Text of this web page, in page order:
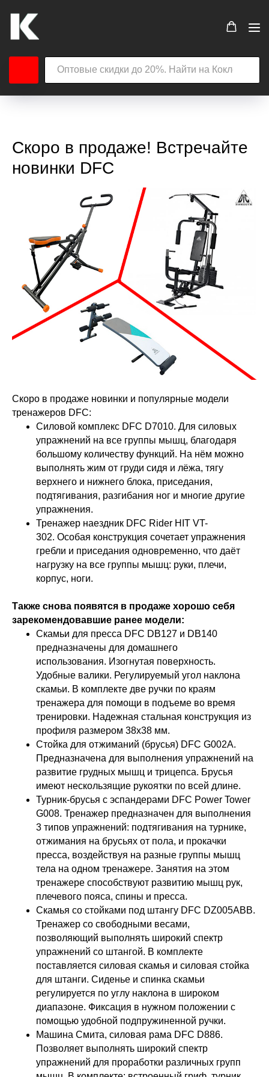
Скоро в продаже! Встречайте
новинки DFC
Скоро в продаже новинки и популярные модели
тренажеров DFC:
Силовой комплекс DFC D7010. Для силовых
упражнений на все группы мышц, благодаря
большому количеству функций. На нём можно
выполнять жим от груди сидя и лёжа, тягу
верхнего и нижнего блока, приседания,
подтягивания, разгибания ног и многие другие
упражнения.
Тренажер наездник DFC Rider HIT VT-
302. Особая конструкция сочетает упражнения
гребли и приседания одновременно, что даёт
нагрузку на все группы мышц: руки, плечи,
корпус, ноги.
Также снова появятся в продаже хорошо себя
зарекомендовавшие ранее модели:
Скамьи для пресса DFC DB127 и DB140
предназначены для домашнего
использования. Изогнутая поверхность.
Удобные валики. Регулируемый угол наклона
скамьи. В комплекте две ручки по краям
тренажера для помощи в подъеме во время
тренировки. Надежная стальная конструкция из
профиля размером 38х38 мм.
Стойка для отжиманий (брусья) DFC G002A.
Предназначена для выполнения упражнений на
развитие грудных мышц и трицепса. Брусья
имеют нескользящие рукоятки по всей длине.
Турник-брусья c эспандерами DFC Power Tower
G008. Тренажер предназначен для выполнения
3 типов упражнений: подтягивания на турнике,
отжимания на брусьях от пола, и прокачки
пресса, воздействуя на разные группы мышц
тела на одном тренажере. Занятия на этом
тренажере способствуют развитию мышц рук,
плечевого пояса, спины и пресса.
Скамья со стойками под штангу DFC DZ005ABB.
Тренажер со свободными весами,
позволяющий выполнять широкий спектр
упражнений со штангой. В комплекте
поставляется силовая скамья и силовая стойка
для штанги. Сиденье и спинка скамьи
регулируется по углу наклона в широком
диапазоне. Фиксация в нужном положении с
помощью удобной подпружиненной ручки.
Машина Смита, силовая рама DFC D886.
Позволяет выполнять широкий спектр
упражнений для проработки различных групп